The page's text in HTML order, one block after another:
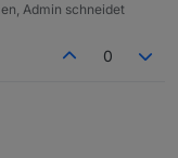
Admin schneidet
0